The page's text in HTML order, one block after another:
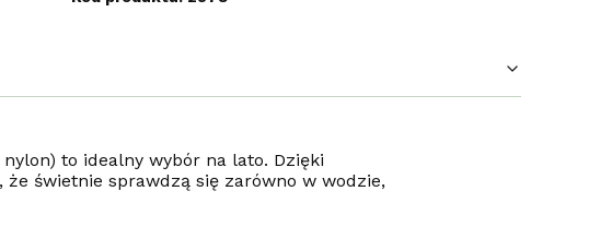
to idealny wybór na lato. Dzięki
świetnie sprawdzą się zarówno w wodzie,